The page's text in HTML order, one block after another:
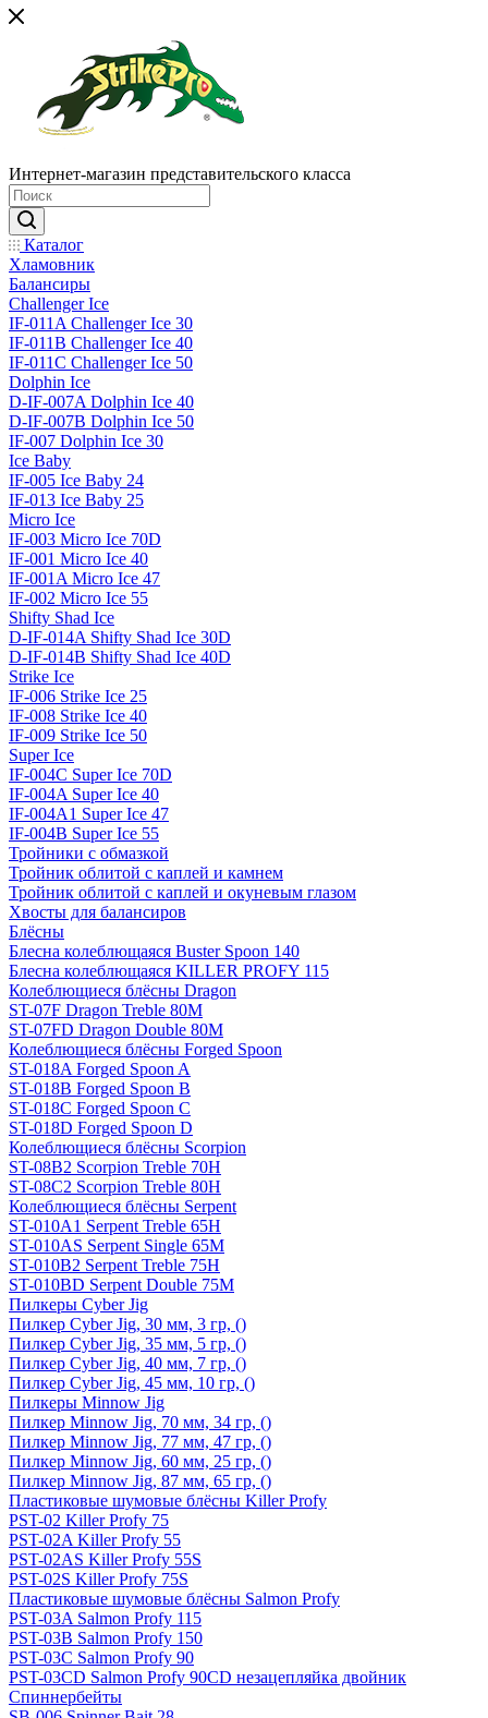
Интернет-магазин представительского класса
Каталог
Хламовник
Балансиры
Challenger Ice
IF-011A Challenger Ice 30
IF-011B Challenger Ice 40
IF-011C Challenger Ice 50
Dolphin Ice
D-IF-007A Dolphin Ice 40
D-IF-007B Dolphin Ice 50
IF-007 Dolphin Ice 30
Ice Baby
IF-005 Ice Baby 24
IF-013 Ice Baby 25
Micro Ice
IF-003 Micro Ice 70D
IF-001 Micro Ice 40
IF-001A Micro Ice 47
IF-002 Micro Ice 55
Shifty Shad Ice
D-IF-014A Shifty Shad Ice 30D
D-IF-014B Shifty Shad Ice 40D
Strike Ice
IF-006 Strike Ice 25
IF-008 Strike Ice 40
IF-009 Strike Ice 50
Super Ice
IF-004C Super Ice 70D
IF-004A Super Ice 40
IF-004A1 Super Ice 47
IF-004B Super Ice 55
Тройники с обмазкой
Тройник облитой с каплей и камнем
Тройник облитой с каплей и окуневым глазом
Хвосты для балансиров
Блёсны
Блесна колеблющаяся Buster Spoon 140
Блесна колеблющаяся KILLER PROFY 115
Колеблющиеся блёсны Dragon
ST-07F Dragon Treble 80M
ST-07FD Dragon Double 80M
Колеблющиеся блёсны Forged Spoon
ST-018A Forged Spoon A
ST-018B Forged Spoon B
ST-018C Forged Spoon C
ST-018D Forged Spoon D
Колеблющиеся блёсны Scorpion
ST-08B2 Scorpion Treble 70H
ST-08C2 Scorpion Treble 80H
Колеблющиеся блёсны Serpent
ST-010A1 Serpent Treble 65H
ST-010AS Serpent Single 65M
ST-010B2 Serpent Treble 75H
ST-010BD Serpent Double 75M
Пилкеры Cyber Jig
Пилкер Cyber Jig, 30 мм, 3 гр, ()
Пилкер Cyber Jig, 35 мм, 5 гр, ()
Пилкер Cyber Jig, 40 мм, 7 гр, ()
Пилкер Cyber Jig, 45 мм, 10 гр, ()
Пилкеры Minnow Jig
Пилкер Minnow Jig, 70 мм, 34 гр, ()
Пилкер Minnow Jig, 77 мм, 47 гр, ()
Пилкер Minnow Jig, 60 мм, 25 гр, ()
Пилкер Minnow Jig, 87 мм, 65 гр, ()
Пластиковые шумовые блёсны Killer Profy
PST-02 Killer Profy 75
PST-02A Killer Profy 55
PST-02AS Killer Profy 55S
PST-02S Killer Profy 75S
Пластиковые шумовые блёсны Salmon Profy
PST-03A Salmon Profy 115
PST-03B Salmon Profy 150
PST-03C Salmon Profy 90
PST-03CD Salmon Profy 90CD незацепляйка двойник
Спиннербейты